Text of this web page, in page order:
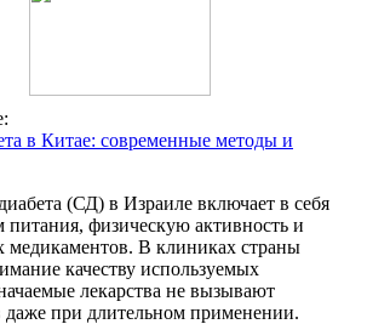
в Китае: современные методы и
(СД) в Израиле включает в себя
физическую активность и
В клиниках страны
качеству используемых
лекарства не вызывают
при длительном применении.